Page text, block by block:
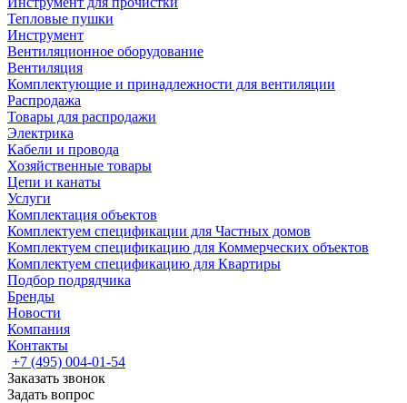
Тепловые пушки
Инструмент
Вентиляционное оборудование
Вентиляция
Комплектующие и принадлежности для вентиляции
Распродажа
Товары для распродажи
Электрика
Кабели и провода
Хозяйственные товары
Цепи и канаты
Услуги
Комплектация объектов
Комплектуем спецификации для Частных домов
Комплектуем спецификацию для Коммерческих объектов
Комплектуем спецификацию для Квартиры
Подбор подрядчика
Бренды
Новости
Компания
Контакты
+7 (495) 004-01-54
Заказать звонок
Задать вопрос